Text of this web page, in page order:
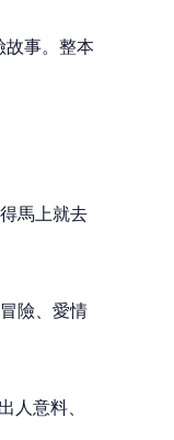
故事。整本
馬上就去
險、愛情
意料、